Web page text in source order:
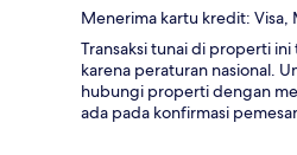
Menerima kartu kredit: Visa,
Transaksi tunai di properti
karena peraturan nasional.
hubungi properti dengan
ada pada konfirmasi